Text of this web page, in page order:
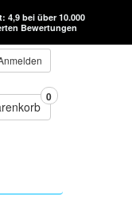
4,9 bei über 10.000
Bewertungen
0